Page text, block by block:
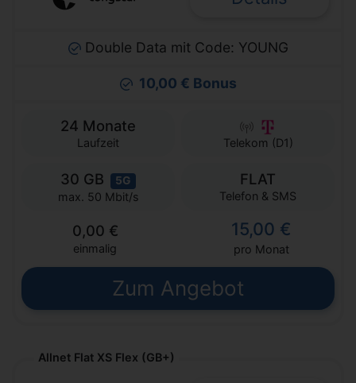
Double Data mit Code: YOUNG
10,00 € Bonus
24 Monate
Laufzeit Telekom (D1)
30 GB 5G
max. 50 Mbit/s
FLAT
Telefon & SMS
0,00 €
einmalig
15,00 €
pro Monat
Zum Angebot
Allnet Flat XS Flex (GB+)